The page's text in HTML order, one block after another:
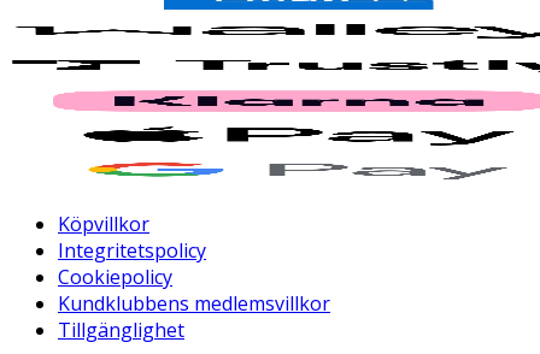
Köpvillkor
Integritetspolicy
Cookiepolicy
Kundklubbens medlemsvillkor
Tillgänglighet